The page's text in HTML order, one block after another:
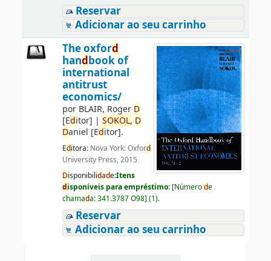
Reservar
Adicionar ao seu carrinho
The oxford
handbook of
international
antitrust
economics/
por BLAIR, Roger D
[Editor] | SOKOL, D
Daniel [Editor].
Editora: Nova York: Oxford
University Press, 2015
Disponibilidade:Itens
disponíveis para empréstimo: [Númerode
chamada:341.3787 O98] (1).
Reservar
Adicionar ao seu carrinho